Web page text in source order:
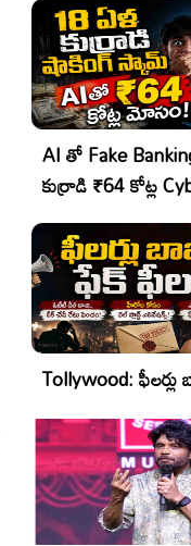
AI తో Fake
కుర్రాడి ₹64 కోట్ల
ఆపరేషన్!
Tollywood: ఫీలర్లు